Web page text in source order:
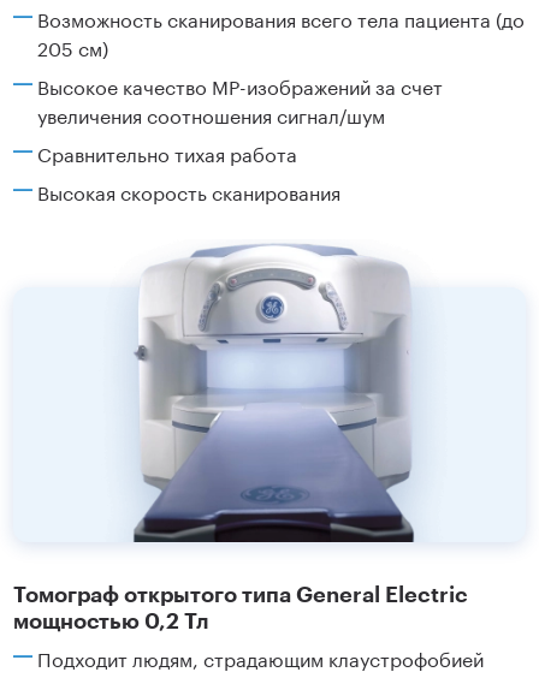
Возможность сканирования всего тела пациента (до
205 см)
Высокое качество МР-изображений за счет
увеличения соотношения сигнал/шум
Сравнительно тихая работа
Высокая скорость сканирования
Томограф открытого типа General Electric
мощностью 0,2 Тл
Подходит людям, страдающим клаустрофобией